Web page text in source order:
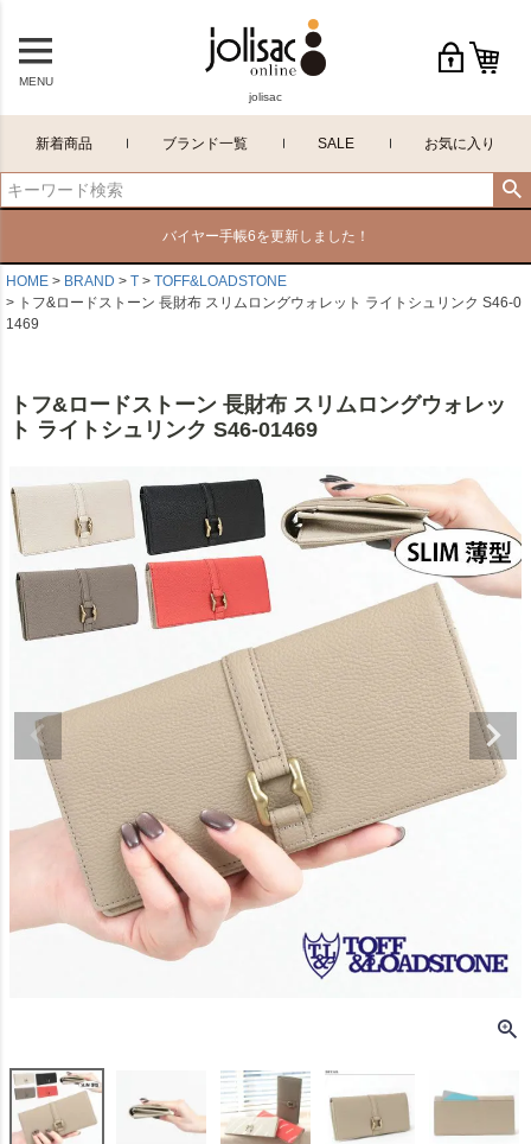
MENU
jolisac
新着商品 ブランド一覧 SALE お気に入り
バイヤー手帳6を更新しました！
HOME BRAND T
TOFF&LOADSTONE
トフ&ロードストーン 長財布 スリムロングウォレット ライトシュリンク S46-0
1469
トフ&ロードストーン 長財布 スリムロングウォレッ
ト ライトシュリンク S46-01469